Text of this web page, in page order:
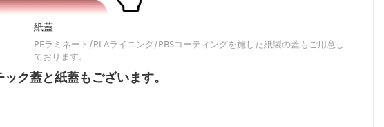
紙蓋
PEラミネート/PLAライニング/PBSコーティングを施した紙製の蓋もご用意し
ております。
ク蓋と紙蓋もございます。